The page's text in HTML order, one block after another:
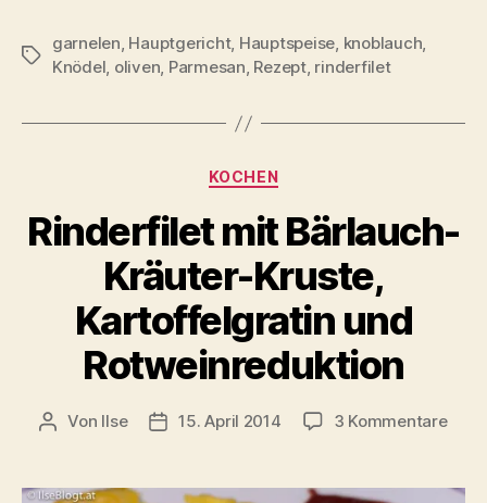
Schlagwörter
garnelen, Hauptgericht, Hauptspeise, knoblauch,
Knödel, oliven, Parmesan, Rezept, rinderfilet
Kategorien
KOCHEN
Rinderfilet mit Bärlauch-
Kräuter-Kruste,
Kartoffelgratin und
Rotweinreduktion
Beitragsautor
Von Ilse Beitragsdatum
15. April 2014 3 Kommentarezu